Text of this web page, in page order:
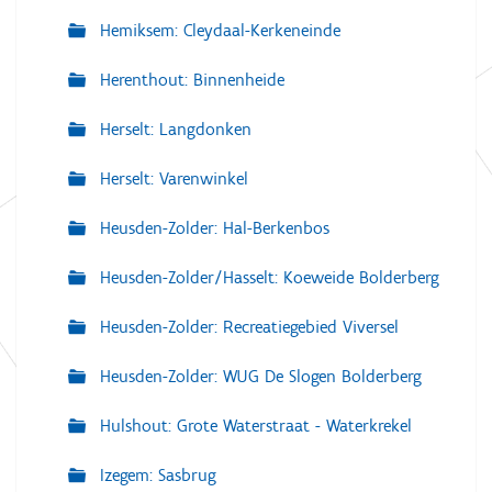
Hemiksem: Cleydaal-Kerkeneinde
Herenthout: Binnenheide
Herselt: Langdonken
Herselt: Varenwinkel
Heusden-Zolder: Hal-Berkenbos
Heusden-Zolder/Hasselt: Koeweide Bolderberg
Heusden-Zolder: Recreatiegebied Viversel
Heusden-Zolder: WUG De Slogen Bolderberg
Hulshout: Grote Waterstraat - Waterkrekel
Izegem: Sasbrug